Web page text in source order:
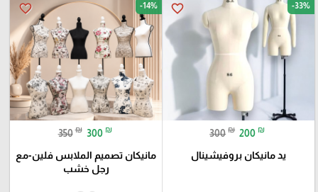
favorite_border -33%
300 ₪ 200 ₪
يد مانيكان بروفيشينال
favorite_border -14%
350 ₪ 300 ₪
مانيكان تصميم الملابس فلين-مع
رجل خشب